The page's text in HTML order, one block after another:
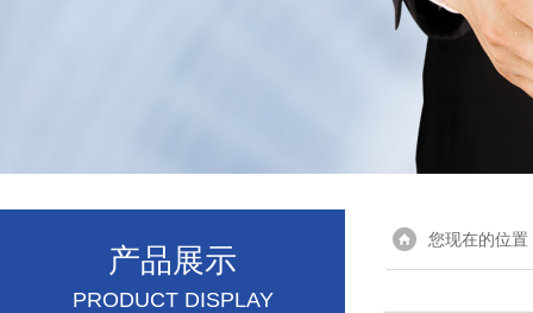
产品展示
PRODUCT DISPLAY
您现在的位置